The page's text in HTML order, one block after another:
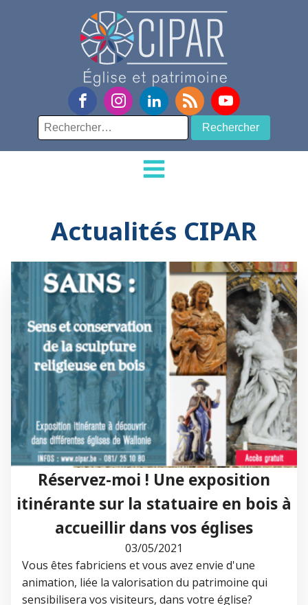
Rechercher :
Actualités CIPAR
Réservez-moi ! Une exposition
itinérante sur la statuaire en bois à
accueillir dans vos églises
03/05/2021
Vous êtes fabriciens et vous avez envie d'une
animation, liée la valorisation du patrimoine qui
sensibilisera vos visiteurs, dans votre église?